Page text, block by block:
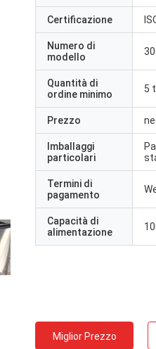
Certificazione
Numero di
modello
Quantità di
ordine minimo
5
Prezzo
Imballaggi
particolari
Termini di
pagamento
Capacità di
alimentazione
Miglior Prezzo